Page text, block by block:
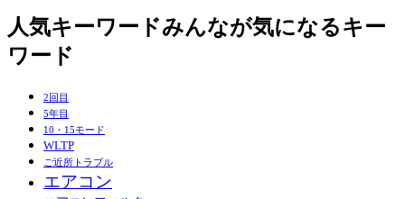
人気キーワードみんなが気になるキー
ワード
2回目
5年目
10・15モード
WLTP
ご近所トラブル
エアコン